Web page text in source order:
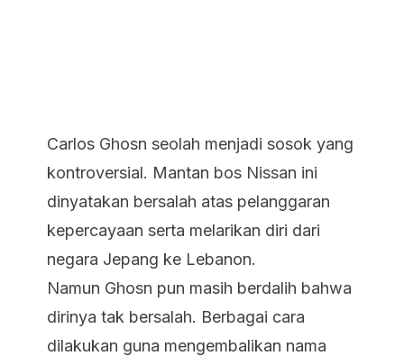
Carlos Ghosn seolah menjadi sosok yang
kontroversial. Mantan bos Nissan ini
dinyatakan bersalah atas pelanggaran
kepercayaan serta melarikan diri dari
negara Jepang ke Lebanon.
Namun Ghosn pun masih berdalih bahwa
dirinya tak bersalah. Berbagai cara
dilakukan guna mengembalikan nama